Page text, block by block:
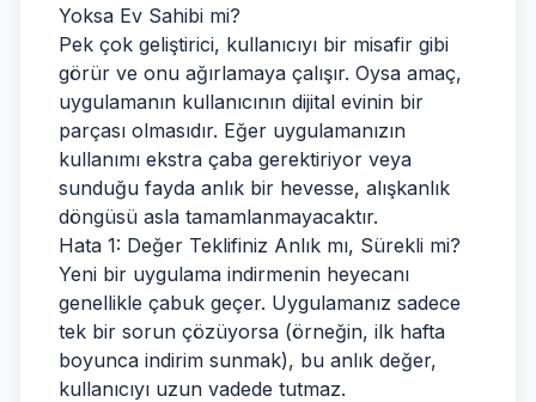
Yoksa Ev Sahibi mi?
Pek çok geliştirici, kullanıcıyı bir misafir gibi
görür ve onu ağırlamaya çalışır. Oysa amaç,
uygulamanın kullanıcının dijital evinin bir
parçası olmasıdır. Eğer uygulamanızın
kullanımı ekstra çaba gerektiriyor veya
sunduğu fayda anlık bir hevesse, alışkanlık
döngüsü asla tamamlanmayacaktır.
Hata 1: Değer Teklifiniz Anlık mı, Sürekli mi?
Yeni bir uygulama indirmenin heyecanı
genellikle çabuk geçer. Uygulamanız sadece
tek bir sorun çözüyorsa (örneğin, ilk hafta
boyunca indirim sunmak), bu anlık değer,
kullanıcıyı uzun vadede tutmaz.